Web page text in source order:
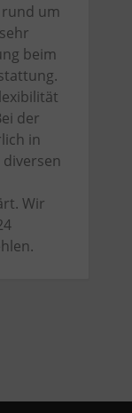
um
beim
der
in
Wir